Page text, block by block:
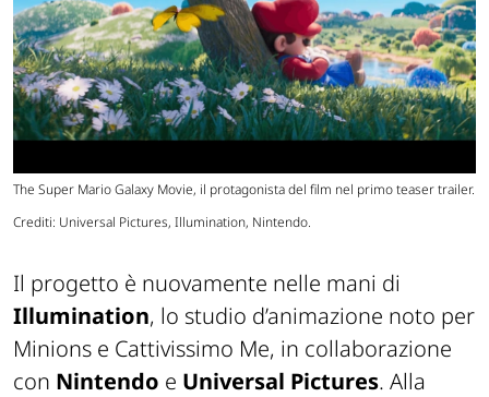
The Super Mario Galaxy Movie, il protagonista del film nel primo teaser trailer.
Crediti: Universal Pictures, Illumination, Nintendo.
Il progetto è nuovamente nelle mani di
Illumination, lo studio d’animazione noto per
Minions e Cattivissimo Me, in collaborazione
con Nintendo e Universal Pictures. Alla